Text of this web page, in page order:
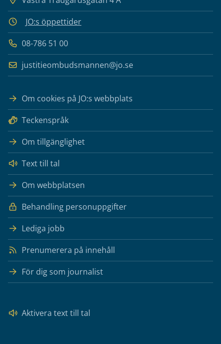
JO:s öppettider
08-786 51 00
justitieombudsmannen@jo.se
Om cookies på JO:s webbplats
Teckenspråk
Om tillgänglighet
Text till tal
Om webbplatsen
Behandling personuppgifter
Lediga jobb
Prenumerera på innehåll
För dig som journalist
Aktivera text till tal